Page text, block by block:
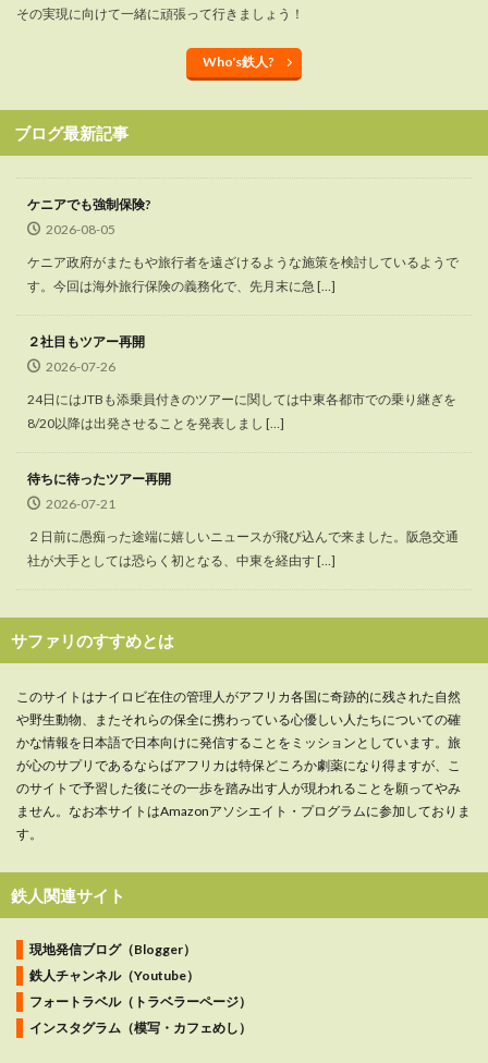
その実現に向けて一緒に頑張って行きましょう！
Who's鉄人?
ブログ最新記事
ケニアでも強制保険?
2026-08-05
ケニア政府がまたもや旅行者を遠ざけるような施策を検討しているようで
す。今回は海外旅行保険の義務化で、先月末に急 […]
２社目もツアー再開
2026-07-26
24日にはJTBも添乗員付きのツアーに関しては中東各都市での乗り継ぎを
8/20以降は出発させることを発表しまし […]
待ちに待ったツアー再開
2026-07-21
２日前に愚痴った途端に嬉しいニュースが飛び込んで来ました。阪急交通
社が大手としては恐らく初となる、中東を経由す […]
サファリのすすめとは
このサイトはナイロビ在住の管理人がアフリカ各国に奇跡的に残された自然
や野生動物、またそれらの保全に携わっている心優しい人たちについての確
かな情報を日本語で日本向けに発信することをミッションとしています。旅
が心のサプリであるならばアフリカは特保どころか劇薬になり得ますが、こ
のサイトで予習した後にその一歩を踏み出す人が現われることを願ってやみ
ません。なお本サイトはAmazonアソシエイト・プログラムに参加しておりま
す。
鉄人関連サイト
現地発信ブログ（Blogger）
鉄人チャンネル（Youtube）
フォートラベル（トラベラーページ）
インスタグラム（模写・カフェめし）